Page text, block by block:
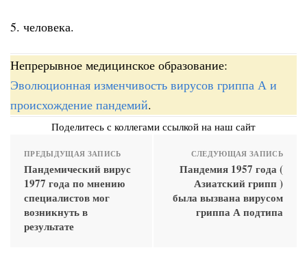
5. человека.
Непрерывное медицинское образование:
Эволюционная изменчивость вирусов гриппа А и
происхождение пандемий.
Поделитесь с коллегами ссылкой на наш сайт
ПРЕДЫДУЩАЯ ЗАПИСЬ
Пандемический вирус
1977 года по мнению
специалистов мог
возникнуть в
результате
СЛЕДУЮЩАЯ ЗАПИСЬ
Пандемия 1957 года (
Азиатский грипп )
была вызвана вирусом
гриппа А подтипа